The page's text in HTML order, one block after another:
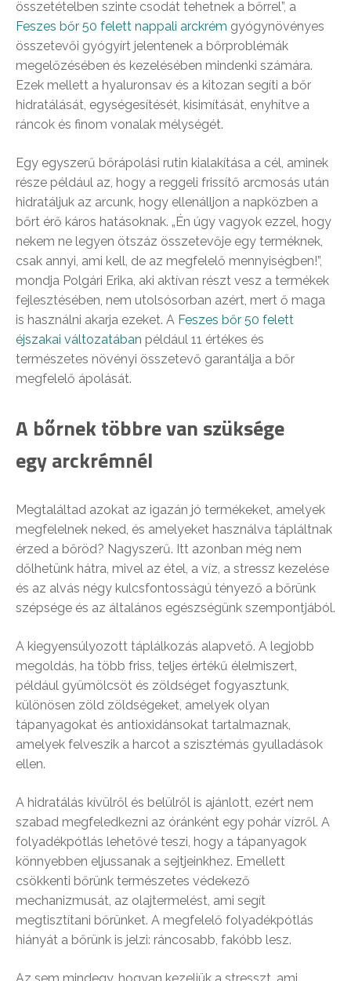
összetételben szinte csodát tehetnek a bőrrel”, a
Feszes bőr 50 felett nappali arckrém gyógynövényes
összetevői gyógyírt jelentenek a bőrproblémák
megelőzésében és kezelésében mindenki számára.
Ezek mellett a hyaluronsav és a kitozan segíti a bőr
hidratálását, egységesítését, kisimítását, enyhítve a
ráncok és finom vonalak mélységét.
Egy egyszerű bőrápolási rutin kialakítása a cél, aminek
része például az, hogy a reggeli frissítő arcmosás után
hidratáljuk az arcunk, hogy ellenálljon a napközben a
bőrt érő káros hatásoknak. „Én úgy vagyok ezzel, hogy
nekem ne legyen ötszáz összetevője egy terméknek,
csak annyi, ami kell, de az megfelelő mennyiségben!”,
mondja Polgári Erika, aki aktívan részt vesz a termékek
fejlesztésében, nem utolsósorban azért, mert ő maga
is használni akarja ezeket. A Feszes bőr 50 felett
éjszakai változatában például 11 értékes és
természetes növényi összetevő garantálja a bőr
megfelelő ápolását.
A bőrnek többre van szüksége
egy arckrémnél
Megtaláltad azokat az igazán jó termékeket, amelyek
megfelelnek neked, és amelyeket használva tápláltnak
érzed a bőröd? Nagyszerű. Itt azonban még nem
dőlhetünk hátra, mivel az étel, a víz, a stressz kezelése
és az alvás négy kulcsfontosságú tényező a bőrünk
szépsége és az általános egészségünk szempontjából.
A kiegyensúlyozott táplálkozás alapvető. A legjobb
megoldás, ha több friss, teljes értékű élelmiszert,
például gyümölcsöt és zöldséget fogyasztunk,
különösen zöld zöldségeket, amelyek olyan
tápanyagokat és antioxidánsokat tartalmaznak,
amelyek felveszik a harcot a szisztémás gyulladások
ellen.
A hidratálás kívülről és belülről is ajánlott, ezért nem
szabad megfeledkezni az óránként egy pohár vízről. A
folyadékpótlás lehetővé teszi, hogy a tápanyagok
könnyebben eljussanak a sejtjeinkhez. Emellett
csökkenti bőrünk természetes védekező
mechanizmusát, az olajtermelést, ami segít
megtisztítani bőrünket. A megfelelő folyadékpótlás
hiányát a bőrünk is jelzi: ráncosabb, fakóbb lesz.